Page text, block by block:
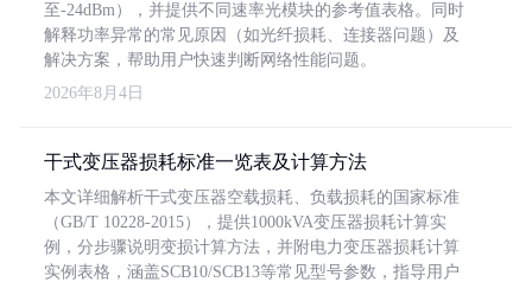
至-24dBm），并提供不同速率光模块的参考值表格。同时
解释功率异常的常见原因（如光纤损耗、连接器问题）及
解决方案，帮助用户快速判断网络性能问题。
2026年8月4日
干式变压器损耗标准一览表及计算方法
本文详细解析干式变压器空载损耗、负载损耗的国家标准
（GB/T 10228-2015），提供1000kVA变压器损耗计算实
例，分步骤说明变损计算方法，并附电力变压器损耗计算
实例表格，涵盖SCB10/SCB13等常见型号参数，指导用户